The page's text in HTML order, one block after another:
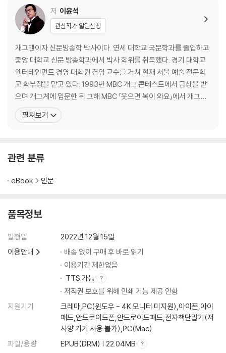
3장 웃음의 뇌
웃음을 담당하는 뇌
웃음의 논리를 처리하는 좌뇌와 우뇌
웃음과 쾌락
4장 웃음의 심리
웃음의 공격성
웃음과 애정
동음이의어(말장난 혹은 말놀이)
5장 웃음과 사회
모방과 거울 뉴런
웃음의 면역 효과
웃어서 행복한가, 행복해서 웃는가
웃음의 적, 스트레스
참고문헌
저 이윤석
관심작가 알림신청
개그맨이자 신문방송학 박사이다. 연세 대학교 국문학과를 졸업하고
중앙 대학교 신문 방송학과에서 박사 학위를 취득했다. 경기 대학교
엔터테인먼트 경영 대학원 겸임 교수를 거쳐 현재 서울 예술 전문학
교 학부장을 맡고 있다. 1993년 MBC 개그 콘테스트에서 금상을 받
으며 개그계에 입문한 뒤 그해 MBC 「웃으면 복이 와요」에서 개그맨
서경석과 콤비를 이룬 '이제는 달라져야 합니다'라는 코너로 전국민
의 사랑을 받았다. 1997년에는 MBC 「오늘은 좋은 날」에서 김진수와
펼쳐보기
관련 분류
eBook 인문
품목정보
발행일
2022년 12월 15일
이용안내
배송 없이 구매 후 바로 읽기
이용기간 제한없음
TTS 가능
저작권 보호를 위해 인쇄 기능 제공 안함
지원기기
크레마,PC(윈도우 - 4K 모니터 미지원),아이폰,아이
패드,안드로이드폰,안드로이드패드,전자책단말기(저
사양 기기 사용 불가),PC(Mac)
파일/용량
EPUB(DRM) | 22.04MB